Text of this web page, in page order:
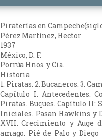
Piraterías en
Pérez Martínez, Hector
1937
México, D. F.
Porrúa Hnos. y Cia.
Historia
1. Piratas. 2. Bucaneros. 3.
Capítulo I. Antecedentes.
Piratas. Buques. Capítulo II:
Iniciales. Pasan Hawkins y
XVII. Crecimiento y Auge
amago. Pié de Palo y